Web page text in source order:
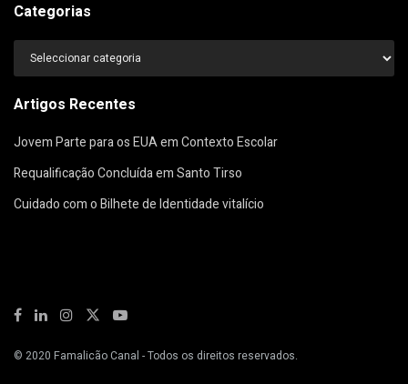
Categorias
Categorias
Artigos Recentes
Jovem Parte para os EUA em Contexto Escolar
Requalificação Concluída em Santo Tirso
Cuidado com o Bilhete de Identidade vitalício
© 2020 Famalicão Canal - Todos os direitos reservados.